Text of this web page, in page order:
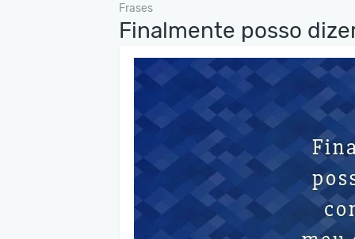
Frases
Finalmente posso